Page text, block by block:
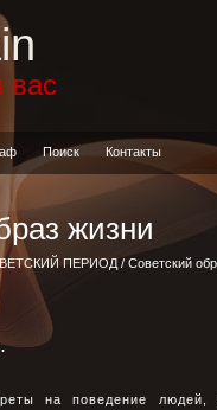
вас
Поиск Контакты
жизни
ПЕРИОД / Советский
на поведение людей,